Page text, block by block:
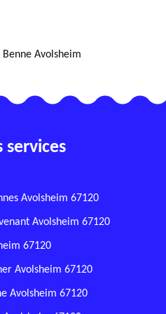
Avolsheim
services
Avolsheim 67120
Avolsheim 67120
67120
Avolsheim 67120
Avolsheim 67120